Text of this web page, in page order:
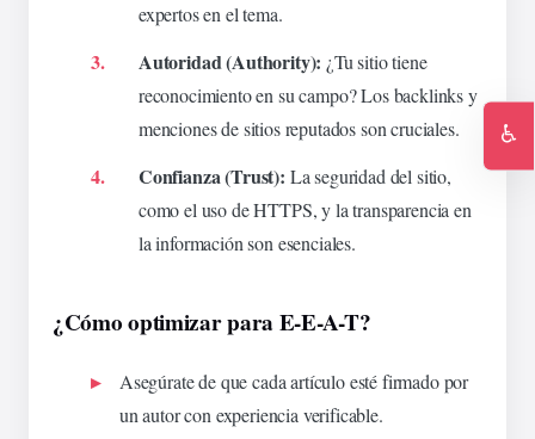
expertos en el tema.
Autoridad (Authority): ¿Tu sitio tiene
reconocimiento en su campo? Los backlinks y
menciones de sitios reputados son cruciales.
Confianza (Trust): La seguridad del sitio,
como el uso de HTTPS, y la transparencia en
la información son esenciales.
¿Cómo optimizar para E-E-A-T?
Asegúrate de que cada artículo esté firmado por
un autor con experiencia verificable.
♿